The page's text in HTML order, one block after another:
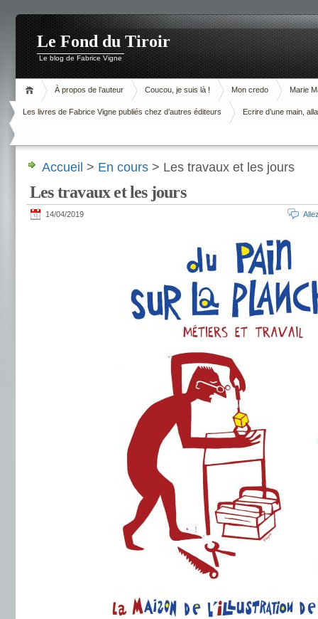
Le Fond du Tiroir
Le blog de Fabrice Vigne
À propos de l’auteur Coucou, je suis là ! Mon credo Marie
Les livres de Fabrice Vigne publiés chez d’autres éditeurs Ecrire d’une main,
Accueil > En cours > Les travaux et les jours
Les travaux et les jours
14/04/2019